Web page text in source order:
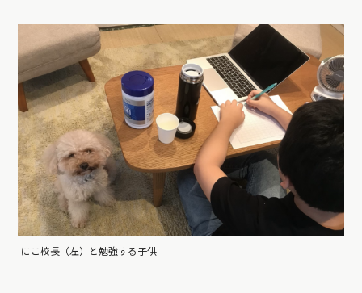
にこ校長（左）と勉強する子供